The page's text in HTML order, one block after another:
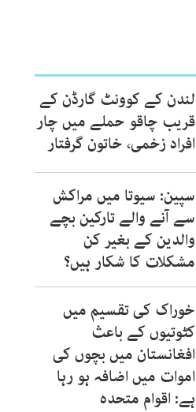
لندن کے کوونٹ گارڈن کے
قریب چاقو حملے میں چار
افراد زخمی، خاتون گرفتار
سپین: سیوتا میں مراکش
سے آنے والے تارکین بچے
والدین کے بغیر کن
مشکلات کا شکار ہیں؟
خوراک کی تقسیم میں
کٹوتیوں کے باعث
افغانستان میں بچوں کی
اموات میں اضافہ ہو رہا
ہے: اقوام متحدہ